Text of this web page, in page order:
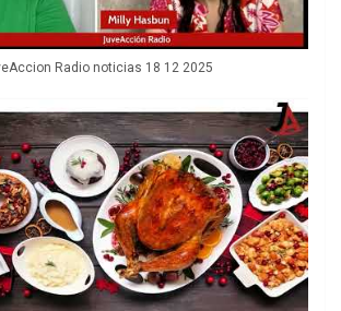
Radio noticias 18 12 2025